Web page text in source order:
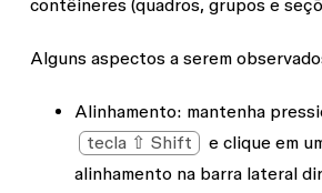
contêineres (quadros, grupos e
Alguns aspectos a serem
Alinhamento: mantenha
tecla ⇧ Shift
e clique em
alinhamento na barra lateral